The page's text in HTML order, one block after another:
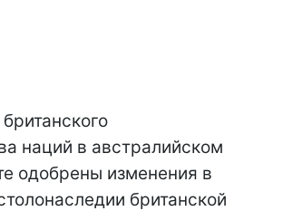
наций в австралийском
одобрены изменения в
британской